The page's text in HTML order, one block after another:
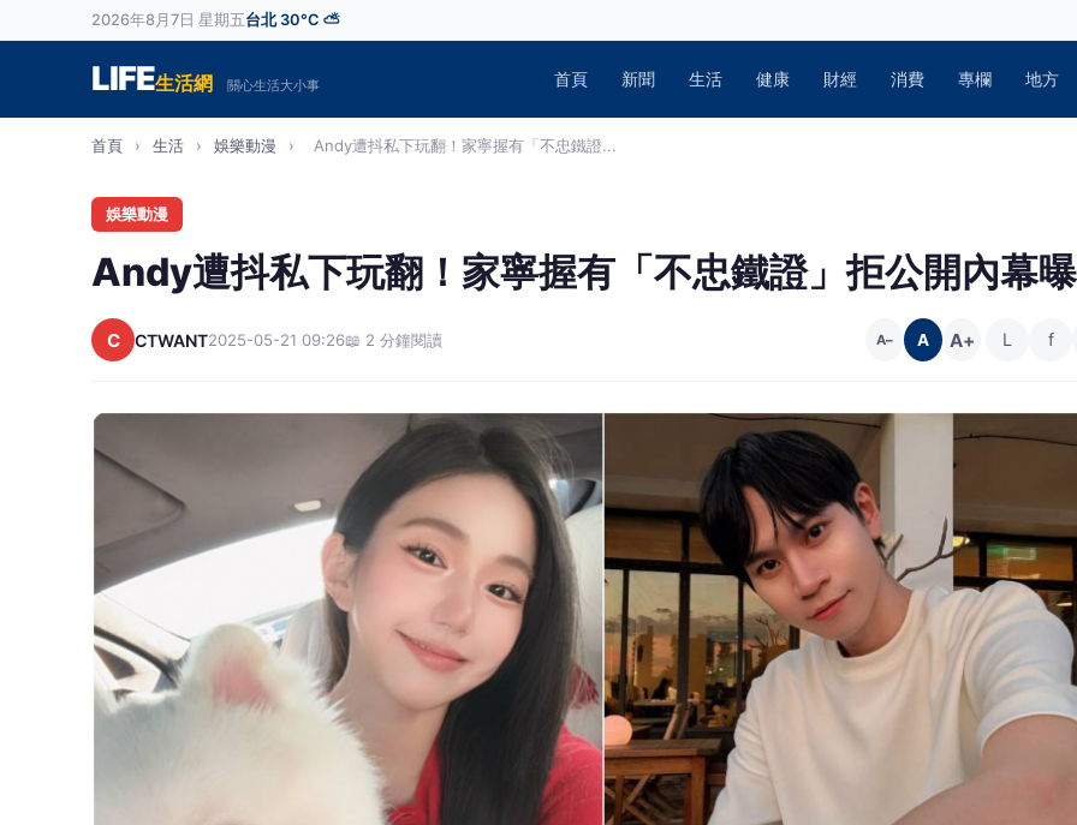
2026年8月7日 星期五台北 30°C ⛅
LIFE生活網 關心生活大小事 首頁 新聞 生活 健康 財經 消費 專欄 地方
首頁 › 生活 › 娛樂動漫 › Andy遭抖私下玩翻！家寧握有「不忠鐵證...
娛樂動漫
Andy遭抖私下玩翻！家寧握有「不忠鐵證」拒公開內幕曝
C CTWANT2025-05-21 09:26📖 2 分鐘閱讀 A− A A+ L f